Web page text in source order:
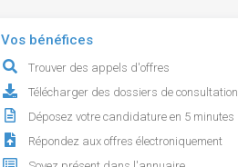
Vos bénéfices
Trouver des appels d'offres
Télécharger des dossiers de consultation
Déposez votre candidature en 5 minutes
Répondez aux offres électroniquement